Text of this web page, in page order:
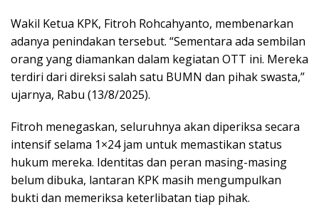
Wakil Ketua KPK, Fitroh Rohcahyanto, membenarkan
adanya penindakan tersebut. “Sementara ada sembilan
orang yang diamankan dalam kegiatan OTT ini. Mereka
terdiri dari direksi salah satu BUMN dan pihak swasta,”
ujarnya, Rabu (13/8/2025).
Fitroh menegaskan, seluruhnya akan diperiksa secara
intensif selama 1×24 jam untuk memastikan status
hukum mereka. Identitas dan peran masing-masing
belum dibuka, lantaran KPK masih mengumpulkan
bukti dan memeriksa keterlibatan tiap pihak.